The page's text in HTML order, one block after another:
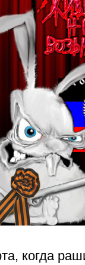
когда